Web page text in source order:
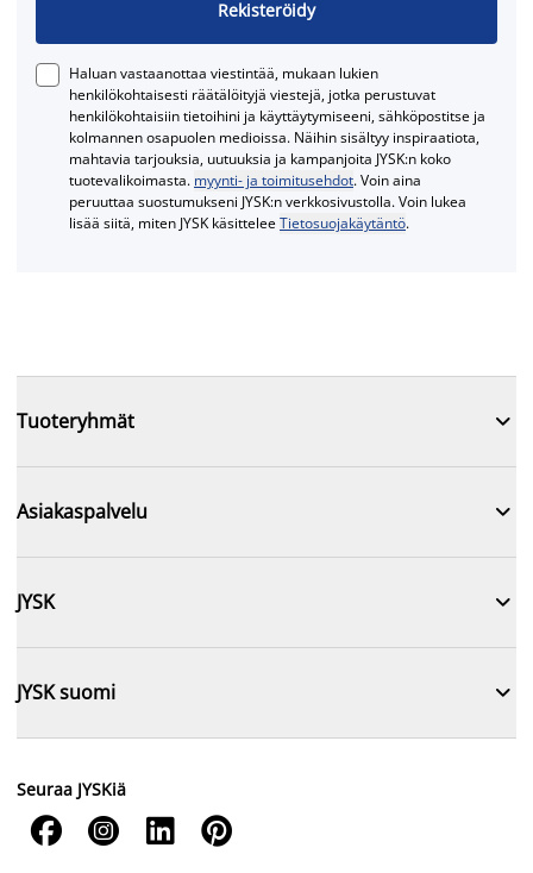
Rekisteröidy
Haluan vastaanottaa viestintää, mukaan lukien
henkilökohtaisesti räätälöityjä viestejä, jotka perustuvat
henkilökohtaisiin tietoihini ja käyttäytymiseeni, sähköpostitse ja
kolmannen osapuolen medioissa. Näihin sisältyy inspiraatiota,
mahtavia tarjouksia, uutuuksia ja kampanjoita JYSK:n koko
tuotevalikoimasta. myynti- ja toimitusehdot. Voin aina
peruuttaa suostumukseni JYSK:n verkkosivustolla. Voin lukea
lisää siitä, miten JYSK käsitteleeTietosuojakäytäntö.
Tuoteryhmät 
Asiakaspalvelu 
JYSK 
JYSK suomi 
Seuraa JYSKiä
   